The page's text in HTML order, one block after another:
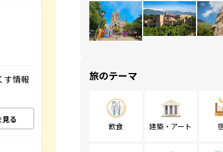
す情報
見る
旅のテーマ
飲食 建築・アート